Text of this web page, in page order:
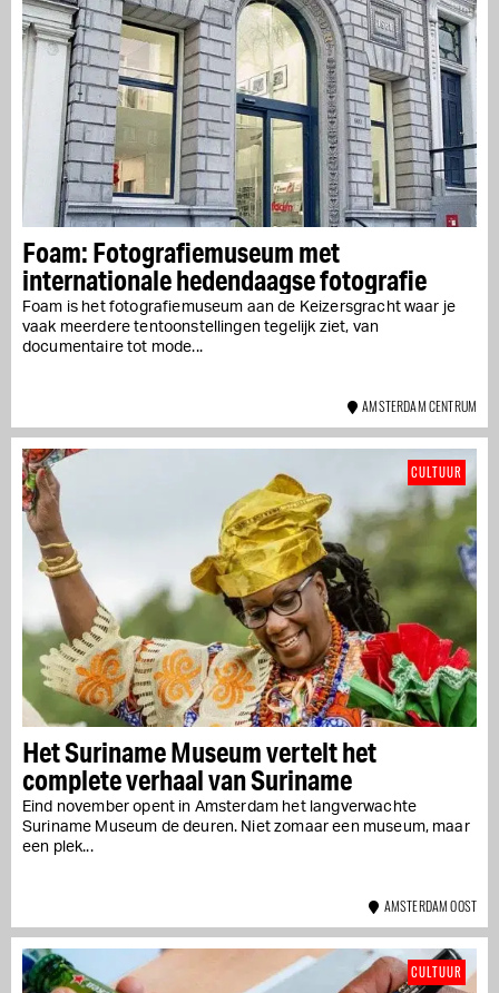
Foam: Fotografiemuseum met
internationale hedendaagse fotografie
Foam is het fotografiemuseum aan de Keizersgracht waar je
vaak meerdere tentoonstellingen tegelijk ziet, van
documentaire tot mode...
AMSTERDAM CENTRUM
Het Suriname Museum vertelt het
complete verhaal van Suriname
Eind november opent in Amsterdam het langverwachte
Suriname Museum de deuren. Niet zomaar een museum, maar
een plek...
CULTUUR
AMSTERDAM OOST
CULTUUR